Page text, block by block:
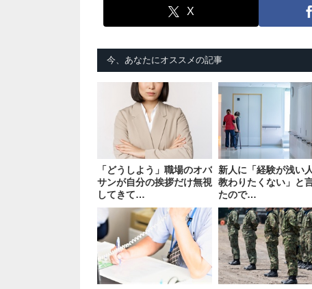
X
今、あなたにオススメの記事
「どうしよう」職場のオバ
サンが自分の挨拶だけ無視
してきて…
新人に「経験が浅い
教わりたくない」と
たので…